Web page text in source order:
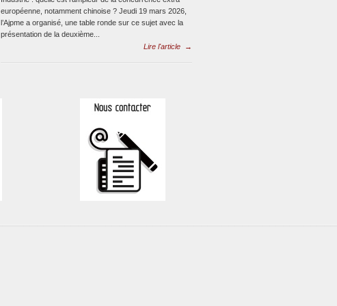
européenne, notamment chinoise ? Jeudi 19 mars 2026,
l’Ajpme a organisé, une table ronde sur ce sujet avec la
présentation de la deuxième...
Lire l'article
→